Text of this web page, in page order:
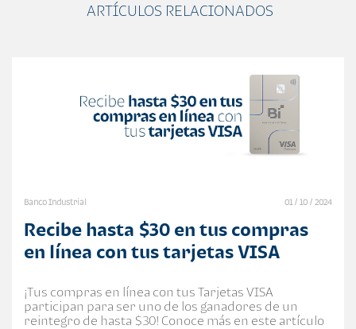
ARTÍCULOS RELACIONADOS
Banco Industrial 01 / 10 / 2024
Recibe hasta $30 en tus compras
en línea con tus tarjetas VISA
¡Tus compras en línea con tus Tarjetas VISA
participan para ser uno de los ganadores de un
reintegro de hasta $30! Conoce más en este artículo